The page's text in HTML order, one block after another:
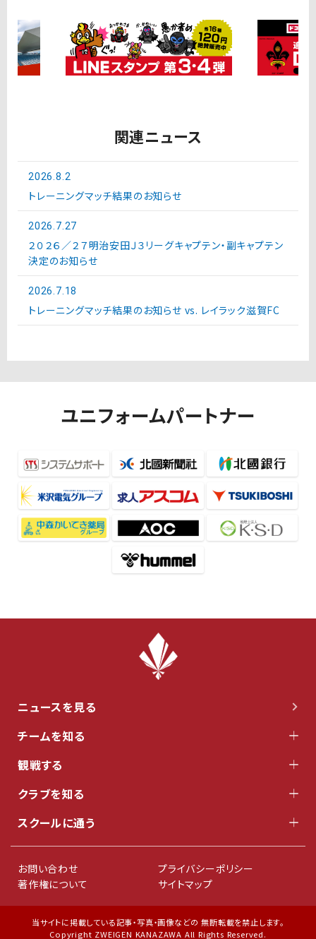
関連ニュース
2026.8.2
トレーニングマッチ結果のお知らせ
2026.7.27
２０２６／２７明治安田Ｊ３リーグキャプテン・副キャプテン
決定のお知らせ
2026.7.18
トレーニングマッチ結果のお知らせ vs. レイラック滋賀FC
ユニフォームパートナー
ニュースを見る
チームを知る
観戦する
クラブを知る
スクールに通う
お問い合わせ
プライバシーポリシー
著作権について
サイトマップ
当サイトに掲載している記事・写真・画像などの 無断転載を禁止します。
Copyright ZWEIGEN KANAZAWA All Rights Reserved.